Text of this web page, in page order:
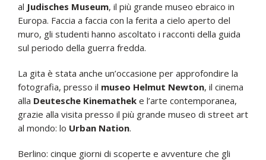
al Judisches Museum, il più grande museo ebraico in
Europa. Faccia a faccia con la ferita a cielo aperto del
muro, gli studenti hanno ascoltato i racconti della guida
sul periodo della guerra fredda.
La gita è stata anche un’occasione per approfondire la
fotografia, presso il museo Helmut Newton, il cinema
alla Deutesche Kinematheke l’arte contemporanea,
grazie alla visita presso il più grande museo di street art
al mondo: lo Urban Nation.
Berlino: cinque giorni di scoperte e avventure che gli